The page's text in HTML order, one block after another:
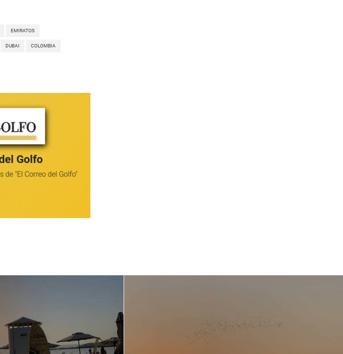
EMIRATOS
DUBAI COLOMBIA